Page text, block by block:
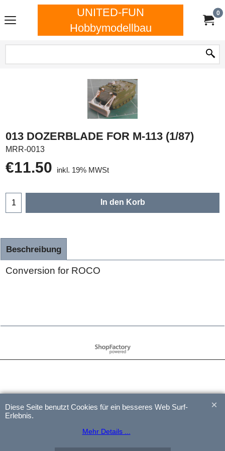
UNITED-FUN
Hobbymodellbau
0
013 DOZERBLADE FOR M-113 (1/87)
MRR-0013
€11.50 inkl. 19% MWSt
In den Korb
Beschreibung
Conversion for ROCO
WebShop erstellt mit
ShopFactory Shop
Diese Seite benutzt Cookies für ein besseres Web Surf-
Erlebnis.
Mehr Details ...